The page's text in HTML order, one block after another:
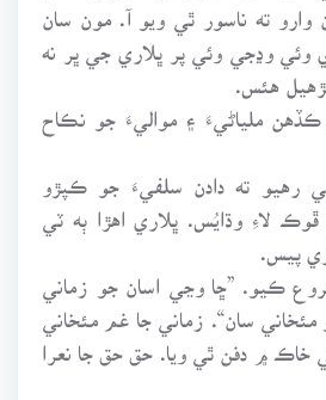
وارو ته ناسور ٿي ويو آ. مون سان
وڍجي وئي پر ڀلاري جي ڀر نه
هئس.
ڪڏهن ملياڻيءَ ۽ مواليءَ جو نڪاح
رهيو ته دادن سلفيءَ جو ڪپڙو
لاءِ وڌايُس. ڀلاري اهڙا ٻه ٽي
پيس.
ڪيو. ”ڇا وڃي اسان جو زماني
مئخاني سان“. زماني جا غم مئخاني
خاڪ ۾ دفن ٿي ويا. حق حق جا نعرا